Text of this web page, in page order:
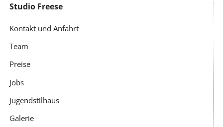
Navigation
Studio Freese
Kontakt und Anfahrt
Team
Preise
Jobs
Jugendstilhaus
Galerie